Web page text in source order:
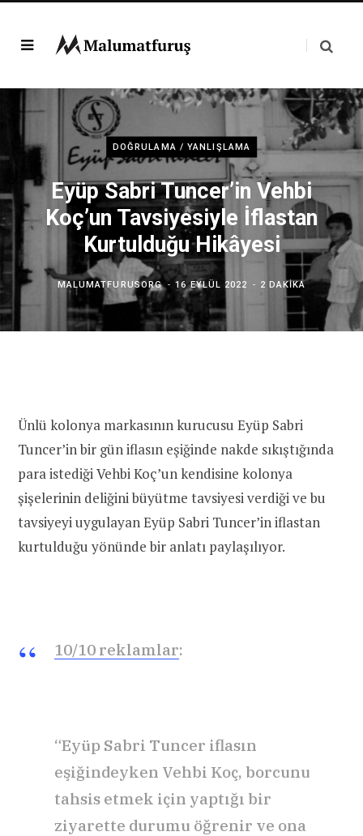
DOĞRULAMA / YANLIŞLAMA
Eyüp Sabri Tuncer’in Vehbi
Koç’un Tavsiyesiyle İflastan
Kurtulduğu Hikâyesi
MALUMATFURUSORG 16 EYLÜL 2022 2 DAKIKA
Ünlü kolonya markasının kurucusu Eyüp Sabri
Tuncer’in bir gün iflasın eşiğinde nakde sıkıştığında
para istediği Vehbi Koç’un kendisine kolonya
şişelerinin deliğini büyütme tavsiyesi verdiği ve bu
tavsiyeyi uygulayan Eyüp Sabri Tuncer’in iflastan
kurtulduğu yönünde bir anlatı paylaşılıyor.
10/10 reklamlar:
“Eyüp Sabri Tuncer iflasın
eşiğindeyken Vehbi Koç, borcunu
tahsis etmek için yaptığı bir
ziyarette durumu öğrenir ve ona